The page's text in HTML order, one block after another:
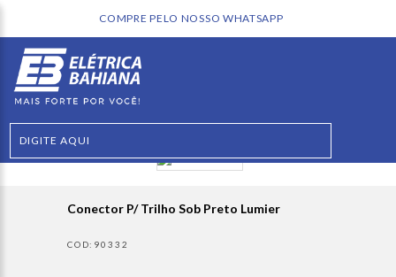
PELO NOSSO WHATSAPP
Conector P/ Trilho Sob Preto Lumier
90332